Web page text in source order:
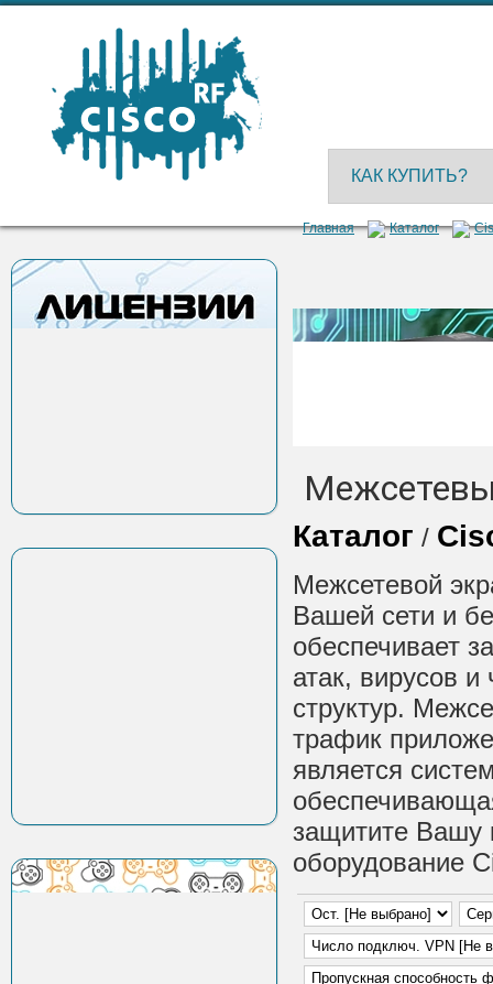
КАК КУПИТЬ?
Главная Каталог
Каталог /
Межсетевой
Вашей сети и
обеспечивает
атак, вирусов
структур.
трафик
является
защитите Вашу
оборудование